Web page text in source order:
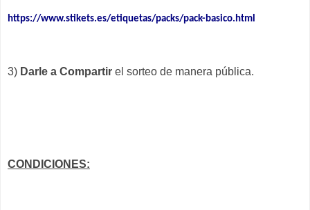
https://www.stikets.es/etiquetas/packs/pack-basico.html
3) Darle a Compartir el sorteo de manera pública.
CONDICIONES: